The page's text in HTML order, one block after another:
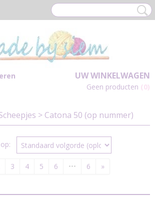
UW WINKELWAGEN
Geen producten (0)
> Catona 50 (op nummer)
3 4 5 6 ••• 6 »